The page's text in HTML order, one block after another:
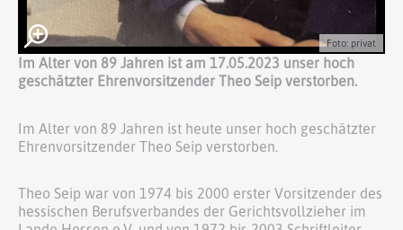
Foto: privat
Im Alter von 89 Jahren ist am 17.05.2023 unser hoch
geschätzter Ehrenvorsitzender Theo Seip verstorben.
Im Alter von 89 Jahren ist heute unser hoch geschätzter
Ehrenvorsitzender Theo Seip verstorben.
Theo Seip war von 1974 bis 2000 erster Vorsitzender des
hessischen Berufsverbandes der Gerichtsvollzieher im